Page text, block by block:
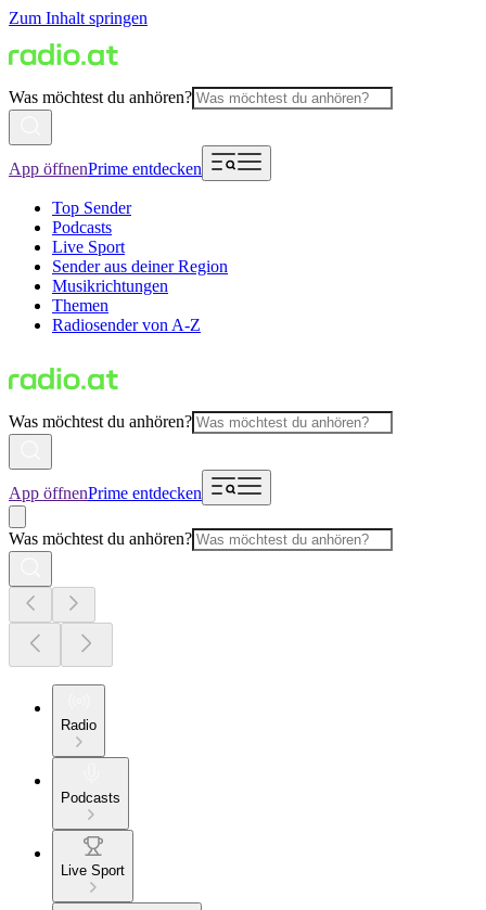
Zum Inhalt springen
Was möchtest du anhören?
App öffnenPrime entdecken
Top Sender
Podcasts
Live Sport
Sender aus deiner Region
Musikrichtungen
Themen
Radiosender von A-Z
Was möchtest du anhören?
App öffnenPrime entdecken
Was möchtest du anhören?
Radio
Podcasts
Live Sport